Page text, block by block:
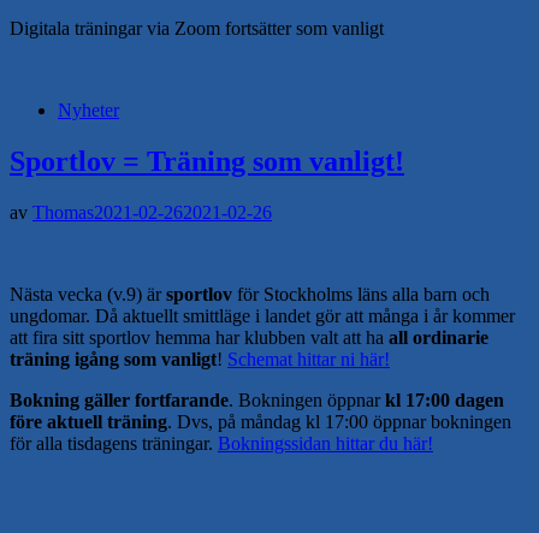
Digitala träningar via Zoom fortsätter som vanligt
Nyheter
Sportlov = Träning som vanligt!
av Thomas2021-02-262021-02-26
Nästa vecka (v.9) ärsportlov för Stockholms läns alla barn och
ungdomar. Då aktuellt smittläge i landet gör att många i år kommer
att fira sitt sportlov hemma har klubben valt att ha all ordinarie
träning igång som vanligt! Schemat hittar ni här!
Bokning gäller fortfarande. Bokningen öppnarkl 17:00 dagen
före aktuell träning. Dvs, på måndag kl 17:00 öppnar bokningen
för alla tisdagens träningar. Bokningssidan hittar du här!